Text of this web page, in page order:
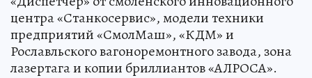
центра «Станкосервис», модели техники
предприятий «СмолМаш», «КДМ» и
Рославльского вагоноремонтного завода, зона
лазертага и копии бриллиантов «АЛРОСА».